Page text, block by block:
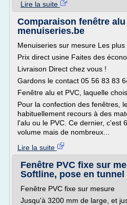
Lire la suite
Comparaison fenêtre
menuiseries.be
Menuiseries sur mesure Les
Prix direct usine Faites des
Livraison Direct chez vous !
Gardons le contact 05 56 83 83
Fenêtre alu et PVC, laquelle
Pour la confection des fenêtres,
habituellement recours à des
l'alu ou le PVC. Ce dernier, c'est
volume mais de nombreux...
Lire la suite
Fenêtre PVC fixe sur
Softline, pose en tunnel
Fenêtre PVC fixe sur mesure
Jusqu'à 3200 mm de large, et